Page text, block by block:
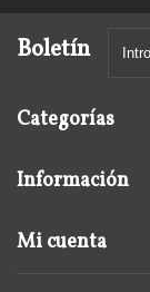
Boletín
Categorías
Información
Mi cuenta